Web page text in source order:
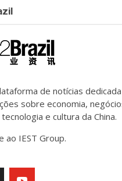
de notícias
sobre economia,
e cultura da China.
ao IEST Group.